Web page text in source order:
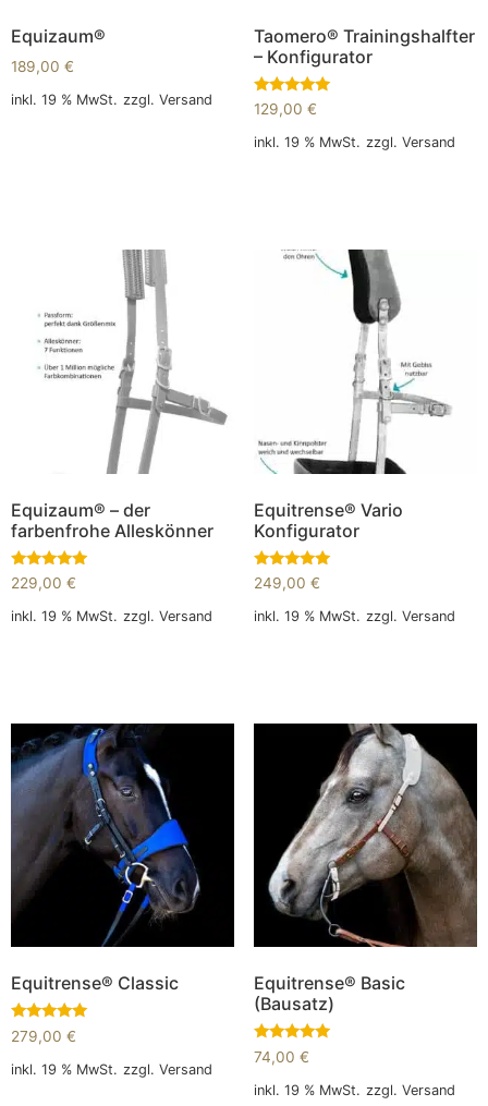
Equizaum®
189,00 €
inkl. 19 % MwSt. zzgl. Versand
Taomero® Trainingshalfter
– Konfigurator
Bewertet
mit
5.00
von 5
129,00 €
inkl. 19 % MwSt. zzgl. Versand
Equizaum® – der
farbenfrohe Alleskönner
Bewertet
mit
5.00
von 5
229,00 €
inkl. 19 % MwSt. zzgl. Versand
Equitrense® Vario
Konfigurator
Bewertet
mit
5.00
von 5
249,00 €
inkl. 19 % MwSt. zzgl. Versand
Equitrense® Classic
Bewertet
mit
von 5
279,00 €
inkl. 19 % MwSt. zzgl. Versand
Equitrense® Basic
(Bausatz)
Bewertet
mit
von 5
74,00 €
inkl. 19 % MwSt. zzgl. Versand